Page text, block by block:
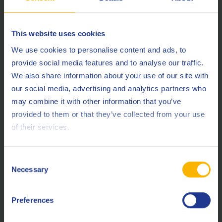
This website uses cookies
We use cookies to personalise content and ads, to
provide social media features and to analyse our traffic.
We also share information about your use of our site with
our social media, advertising and analytics partners who
may combine it with other information that you’ve
provided to them or that they’ve collected from your use
of their services.
Selection
Necessary
Preferences
LEGGI DI PIÙ
Gamma completa per la manutenzione